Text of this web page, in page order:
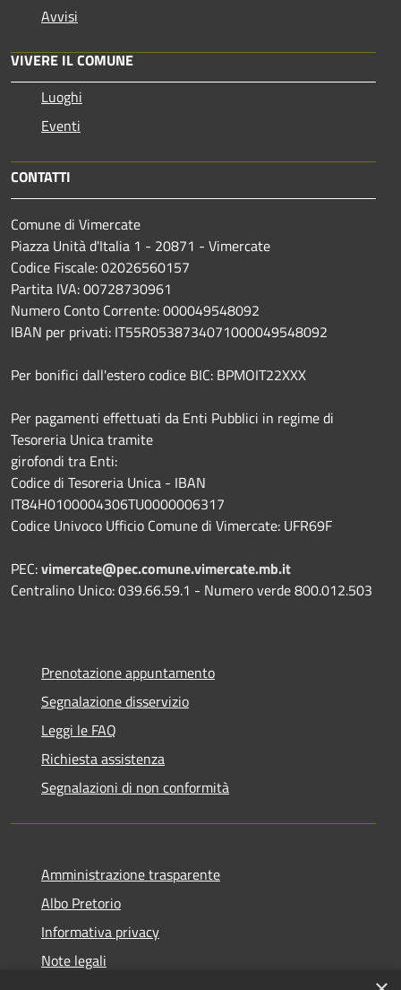
Avvisi
VIVERE IL COMUNE
Luoghi
Eventi
CONTATTI
Comune di Vimercate
Piazza Unità d'Italia 1 - 20871 - Vimercate
Codice Fiscale: 02026560157
Partita IVA: 00728730961
Numero Conto Corrente: 000049548092
IBAN per privati: IT55R0538734071000049548092
Per bonifici dall'estero codice BIC: BPMOIT22XXX
Per pagamenti effettuati da Enti Pubblici in regime di
Tesoreria Unica tramite
girofondi tra Enti:
Codice di Tesoreria Unica - IBAN
IT84H0100004306TU0000006317
Codice Univoco Ufficio Comune di Vimercate: UFR69F
PEC:vimercate@pec.comune.vimercate.mb.it
Centralino Unico: 039.66.59.1 - Numero verde 800.012.503
Prenotazione appuntamento
Segnalazione disservizio
Leggi le FAQ
Richiesta assistenza
Segnalazioni di non conformità
Amministrazione trasparente
Albo Pretorio
Informativa privacy
Note legali